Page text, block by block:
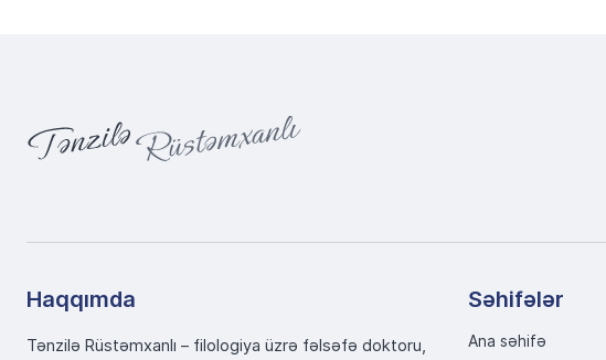
Haqqımda
Tənzilə Rüstəmxanlı – filologiya üzrə fəlsəfə doktoru,
Səhifələr
Ana səhifə